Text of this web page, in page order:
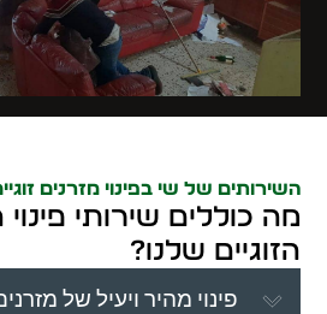
השירותים של שי בפינוי מזרנים
מה כוללים שירותי
הזוגיים שלנו?
פינוי מהיר ויעיל של